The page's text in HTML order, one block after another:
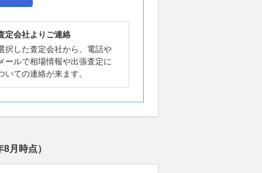
定会社よりご連絡
択した査定会社から、電話や
ールで相場情報や出張査定に
いての連絡が来ます。
8月 時点）